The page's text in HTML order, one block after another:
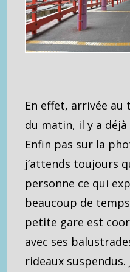
En effet, arrivée au
du matin, il y a
Enfin pas sur la
j’attends toujours
personne ce qui
beaucoup de
petite gare est
avec ses
rideaux